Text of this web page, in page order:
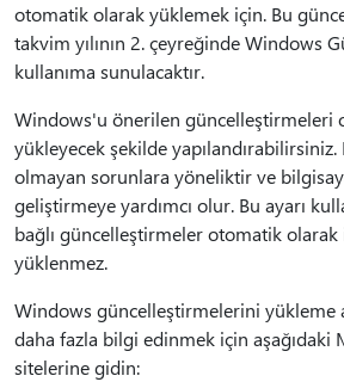
otomatik olarak yüklemek için. Bu
takvim yılının 2. çeyreğinde Windows
kullanıma sunulacaktır.
Windows'u önerilen güncelleştirmeleri
yükleyecek şekilde
olmayan sorunlara yöneliktir ve
geliştirmeye yardımcı olur. Bu ayarı
bağlı güncelleştirmeler otomatik
yüklenmez.
Windows güncelleştirmelerini yükleme
daha fazla bilgi edinmek için aşağıdaki
sitelerine gidin: